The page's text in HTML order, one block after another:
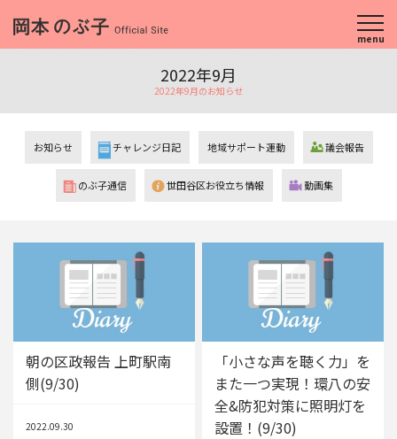
menu
2022年9月
2022年9月のお知らせ
お知らせ チャレンジ日記 地域サポート運動 議会報告
のぶ子通信 世田谷区お役立ち情報 動画集
朝の区政報告 上町駅南
側(9/30)
2022.09.30
「小さな声を聴く力」を
また一つ実現！環八の安
全&防犯対策に照明灯を
設置！(9/30)